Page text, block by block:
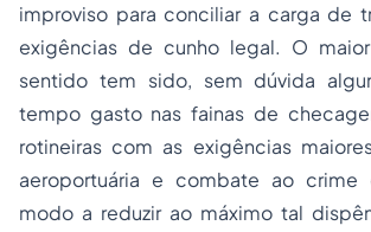
improviso para conciliar a carga de
exigências de cunho legal. O
sentido tem sido, sem dúvida
tempo gasto nas fainas de
rotineiras com as exigências
aeroportuária e combate ao crime
modo a reduzir ao máximo tal